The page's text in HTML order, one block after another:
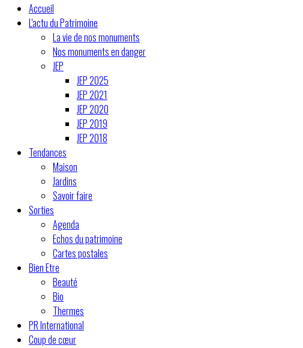
Accueil
L'actu du Patrimoine
La vie de nos monuments
Nos monuments en danger
JEP
JEP 2025
JEP 2021
JEP 2020
JEP 2019
JEP 2018
Tendances
Maison
Jardins
Savoir faire
Sorties
Agenda
Echos du patrimoine
Cartes postales
Bien Etre
Beauté
Bio
Thermes
PR International
Coup de cœur